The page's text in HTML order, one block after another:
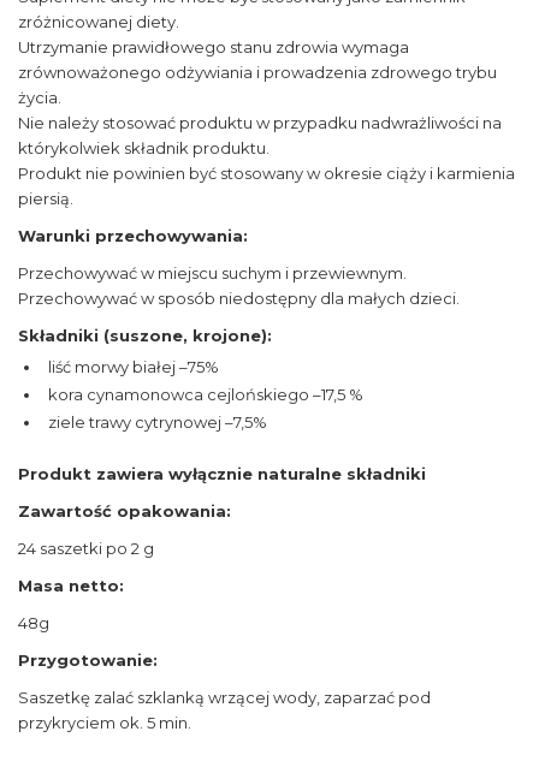
zróżnicowanej diety.
Utrzymanie prawidłowego stanu zdrowia wymaga
zrównoważonego odżywiania i prowadzenia zdrowego trybu
życia.
Nie należy stosować produktu w przypadku nadwrażliwości na
którykolwiek składnik produktu.
Produkt nie powinien być stosowany w okresie ciąży i karmienia
piersią.
Warunki przechowywania:
Przechowywać w miejscu suchym i przewiewnym.
Przechowywać w sposób niedostępny dla małych dzieci.
Składniki (suszone, krojone):
liść morwy białej –75%
kora cynamonowca cejlońskiego –17,5 %
ziele trawy cytrynowej –7,5%
Produkt zawiera wyłącznie naturalne składniki
Zawartość opakowania:
24 saszetki po 2 g
Masa netto:
48g
Przygotowanie:
Saszetkę zalać szklanką wrzącej wody, zaparzać pod
przykryciem ok. 5 min.